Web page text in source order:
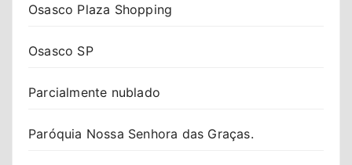
Osasco Plaza Shopping
Osasco SP
Parcialmente nublado
Paróquia Nossa Senhora das Graças.